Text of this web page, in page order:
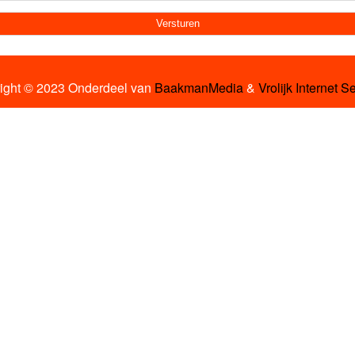
© 2023 Onderdeel van BaakmanMedia& Vrolijk Internet